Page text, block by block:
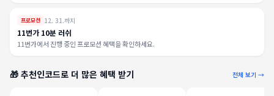
프로모션 12. 31.까지
11번가 10분 러쉬
11번가에서 진행 중인 프로모션 혜택을 확인하세요.
🎁 추천인코드로 더 많은 혜택 받기 전체 보기 →